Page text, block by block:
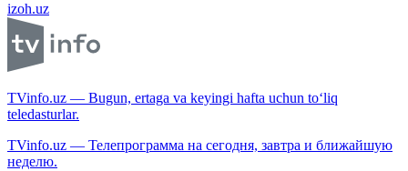
izoh.uz
TVinfo.uz — Bugun, ertaga va keyingi hafta uchun to‘liq
teledasturlar.
TVinfo.uz — Телепрограмма на сегодня, завтра и ближайшую
неделю.